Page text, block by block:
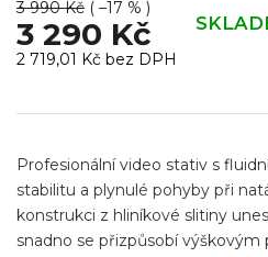
3 990 Kč ( –17 % )
3 290 Kč
2 719,01 Kč bez DPH
cena:
Profesionální video stativ s
stabilitu a plynulé pohyby při
konstrukci z hliníkové slitiny
snadno se přizpůsobí výškovým